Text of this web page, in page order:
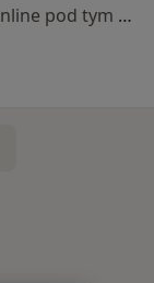
Specjalista nie oferuje umawiania online pod tym adresem.